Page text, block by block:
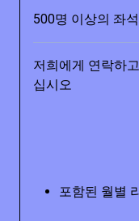
500명 이상의 좌
저희에게 연락하
십시오
포함된 월별